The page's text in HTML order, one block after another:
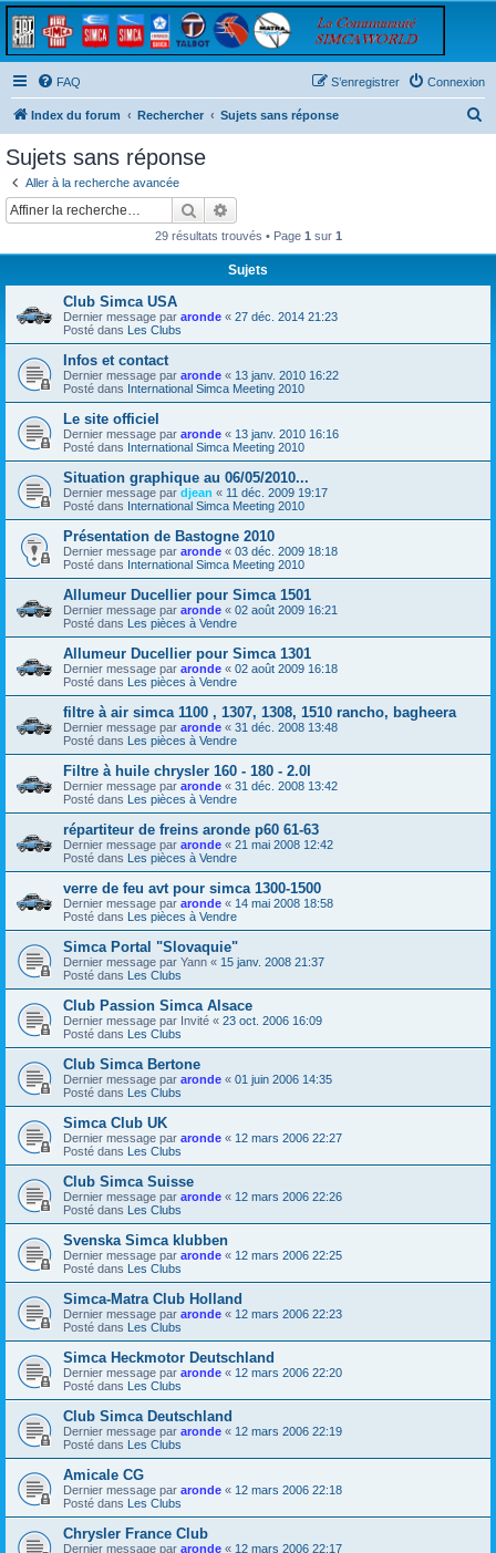
FAQ Connexion
S’enregistrer
Index du forum Rechercher Sujets sans réponse
Sujets sans réponse
Aller à la recherche avancée
Rechercher
29 résultats trouvés • Page 1 sur 1
Sujets
Club Simca USA
Dernier message par aronde « 27 déc. 2014 21:23
Posté dans Les Clubs
Infos et contact
Dernier message par aronde « 13 janv. 2010 16:22
Posté dans International Simca Meeting 2010
Le site officiel
Dernier message par aronde « 13 janv. 2010 16:16
Posté dans International Simca Meeting 2010
Situation graphique au 06/05/2010...
Dernier message par djean « 11 déc. 2009 19:17
Posté dans International Simca Meeting 2010
Présentation de Bastogne 2010
Dernier message par aronde « 03 déc. 2009 18:18
Posté dans International Simca Meeting 2010
Allumeur Ducellier pour Simca 1501
Dernier message par aronde « 02 août 2009 16:21
Posté dans Les pièces à Vendre
Allumeur Ducellier pour Simca 1301
Dernier message par aronde « 02 août 2009 16:18
Posté dans Les pièces à Vendre
filtre à air simca 1100 , 1307, 1308, 1510 rancho, bagheera
Dernier message par aronde « 31 déc. 2008 13:48
Posté dans Les pièces à Vendre
Filtre à huile chrysler 160 - 180 - 2.0l
Dernier message par aronde « 31 déc. 2008 13:42
Posté dans Les pièces à Vendre
répartiteur de freins aronde p60 61-63
Dernier message par aronde « 21 mai 2008 12:42
Posté dans Les pièces à Vendre
verre de feu avt pour simca 1300-1500
Dernier message par aronde « 14 mai 2008 18:58
Posté dans Les pièces à Vendre
Simca Portal "Slovaquie"
Dernier message par Yann « 15 janv. 2008 21:37
Posté dans Les Clubs
Club Passion Simca Alsace
Dernier message par Invité « 23 oct. 2006 16:09
Posté dans Les Clubs
Club Simca Bertone
Dernier message par aronde « 01 juin 2006 14:35
Posté dans Les Clubs
Simca Club UK
Dernier message par aronde « 12 mars 2006 22:27
Posté dans Les Clubs
Club Simca Suisse
Dernier message par aronde « 12 mars 2006 22:26
Posté dans Les Clubs
Svenska Simca klubben
Dernier message par aronde « 12 mars 2006 22:25
Posté dans Les Clubs
Simca-Matra Club Holland
Dernier message par aronde « 12 mars 2006 22:23
Posté dans Les Clubs
Simca Heckmotor Deutschland
Dernier message par aronde « 12 mars 2006 22:20
Posté dans Les Clubs
Club Simca Deutschland
Dernier message par aronde « 12 mars 2006 22:19
Posté dans Les Clubs
Amicale CG
Dernier message par aronde « 12 mars 2006 22:18
Posté dans Les Clubs
Chrysler France Club
Dernier message par aronde « 12 mars 2006 22:17